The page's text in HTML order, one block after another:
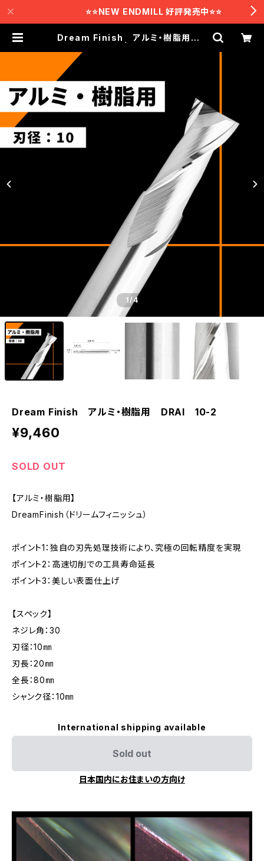
⭐️⭐️NEW ENDMILL 好評発売中⭐️⭐️
Dream Finish アルミ・樹脂用 D
1/4
Dream Finish アルミ・樹脂用 DRAI 10-2
¥9,460
SOLD OUT
【アルミ・樹脂用】
DreamFinish（ドリームフィニッシュ）
ポイント1：独自の刃先処理技術により、究極の回転精度を実現
ポイント2：高速切削での工具寿命延長
ポイント3：美しい表面仕上げ
【スペック】
ネジレ角：30
刃径：10㎜
刃長：20㎜
全長：80㎜
シャンク径：10㎜
International shipping available
Sold out
日本国内にお住まいの方向け